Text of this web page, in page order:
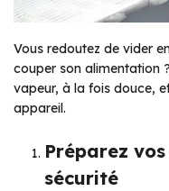
Vous redoutez de vider
couper son alimentation
vapeur, à la fois douce,
appareil.
Préparez
sécurité